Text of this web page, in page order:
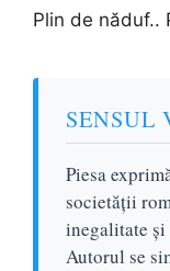
Plin de năduf..
SENSUL
Piesa
societății
inegalitate
Autorul se